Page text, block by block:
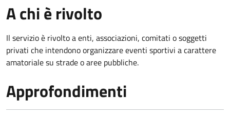
A chi è rivolto
Il servizio è rivolto a enti, associazioni, comitati o soggetti
privati che intendono organizzare eventi sportivi a carattere
amatoriale su strade o aree pubbliche.
Approfondimenti